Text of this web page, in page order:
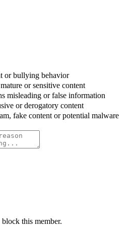
or bullying behavior
or sensitive content
misleading or false information
or derogatory content
fake content or potential malware
this member.